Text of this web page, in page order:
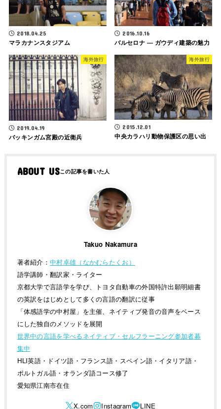
2018.04.25
マラカナンスタジアム
2016.10.16
バルセロナ ― ガウディ建築の魅力
海外旅行
2019.04.19
バッキンガム宮殿の近衛兵
海外旅行
2015.12.01
中央カラハリ動物保護区の思い出
ABOUT US
Takuo Nakamura
著者紹介：中村卓雄（なかむらたくお）
語学講師・翻訳家・ライター
京都大学で言語学を学び、トヨタ自動車の外国特許出願明細書
の英訳をはじめとして多くの言語の翻訳に従事
「体感語学の中村屋」を主催、ネイティブ発音の音声をベース
にした独自のメソッドを展開
世界中の言語を学べるネイティブ・セルフラーニング参加者募
集中
HLI英語・ドイツ語・フランス語・スペイン語・イタリア語・
ポルトガル語・オランダ語コース修了
愛知県江南市在住